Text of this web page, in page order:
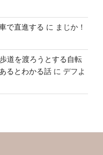
で直進する に まじか！
道を渡ろうとする自転
るとわかる話 に デフよ